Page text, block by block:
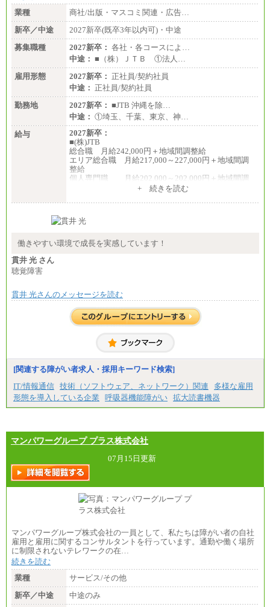
・専門・短大卒／月給185,000 円～210,000 円 ※勤務
地により異なる。
〈東京・神奈川〉210,000 円
〈大阪・兵庫〉200,000 円
〈愛知〉194,500 円 〈福
岡〉185,000円
※基本給のみ（地域手当なし）
※試用期間中も給与変更なし
中途：
【阪急交通社】
◆正社員/総合職
月給250,000円～(※1)、247,000円～(※2)、242,000円
～(※3)、239,000円～(※4)、237,000円～（※5）
・月給は一律地域手当を含んだ金額を表示
（※1…36,000円、※2…33,000円、※3…28,000円、
※4…25,000円、※5…23,000円）
・試用期間中も給与変更なし
〈東京・神奈川〉月給219,000 円～ 〈大阪・兵庫〉
月給209,000 円～
・一律地域手当なし
◆契約社員
※2…大阪府、京都府、兵庫県、滋賀県
※3…愛知県、静岡県
※4…北海道、宮城県、栃木県、群馬県、長野県、新
潟県、富山県、石川県、岡山県、広島県、山口県、
香川県、福岡県
※5…青森県、鳥取県、島根県、愛媛県、高知県、大
分県、長崎県、熊本県、宮崎県、鹿児島県、沖縄
◆パート・アルバイト
時給制：最低時給額 1,050円～ ※勤務地により異な
る。
【エアサーブ】
業種
商社/出版・マスコミ関連・広告…
新卒／中途
2027新卒(既卒3年以内可)・中途
募集職種
2027新卒： 各社・各コースによ…
中途： ■（株）ＪＴＢ ①法人…
雇用形態
2027新卒： 正社員/契約社員
中途： 正社員/契約社員
勤務地
2027新卒： ■JTB 沖縄を除…
中途： ①埼玉、千葉、東京、神…
給与
2027新卒：
■(株)JTB
総合職 月給242,000円＋地域間調整給
エリア総合職 月給217,000～227,000円＋地域間調
整給
個人専門職 月給202,000～202,000円＋地域間調
総合職 月給208,000～235,000円
※詳細はJTBキャリアサイトよりご確認ください。
総合職 月給220,000～230,000円＋地域間調整給
整給
※詳細はJTBキャリアサイトよりご確認ください。
■(株)JTBコミュニケーションデザイン
総合職 月給230,000円
みなし残業手当：20,000円（一律支給）※みなし
残業手当の残業時間は10.43時間。
間に応じて、時間外手当等を支給。
エリアサポート職 月給188,000円
■（株）JTBグローバルマーケティング＆トラベル
訪日事業職 月給202,000～227,000円＋地域間調整
給
※詳細はJTBキャリアサイトよりご確認ください。
■(株)JTBビジネストランスフォーム
総合職 月給205,000～225,000円＋地域間調整給
エリア総合職 月給185,000円＋地域間調整給
■(株)JTBデータサービス ※2027年新卒募集終了
総合職 月給186,000～194,000円＋地域手当
■I&Jデジタルイノベーション(株)
総合職 月給224,500～242,600円＋地域手当
※詳細はJTBキャリアサイトよりご確認ください。
+ 続きを読む
働きやすい環境で成長を実感しています！
貫井 光 さん
聴覚障害
貫井 光さんのメッセージを読む
[関連する障がい者求人・採用キーワード検索]
IT/情報通信 技術（ソフトウェア、ネットワーク）関連
多様な雇用
形態を導入している企業
呼吸器機能障がい 拡大読書機器
マンパワーグループ プラス株式会社
07月15日更新
マンパワーグループ株式会社の一員として、私たちは障がい者の自社
雇用と雇用に関するコンサルタントを行っています。通勤や働く場所
に制限されないテレワークの在…
続きを読む
業種
サービス/その他
新卒／中途
中途のみ